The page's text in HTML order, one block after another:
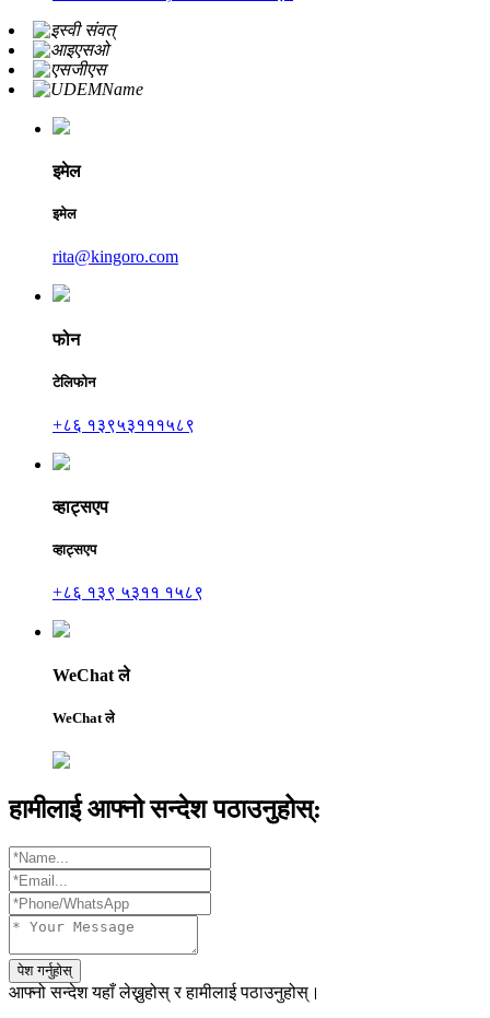
इमेल
इमेल
rita@kingoro.com
फोन
टेलिफोन
+८६ १३९५३१११५८९
व्हाट्सएप
व्हाट्सएप
+८६ १३९ ५३११ १५८९
WeChat ले
WeChat ले
हामीलाई आफ्नो सन्देश पठाउनुहोस्:
पेश गर्नुहोस्
आफ्नो सन्देश यहाँ लेख्नुहोस् र हामीलाई पठाउनुहोस्।